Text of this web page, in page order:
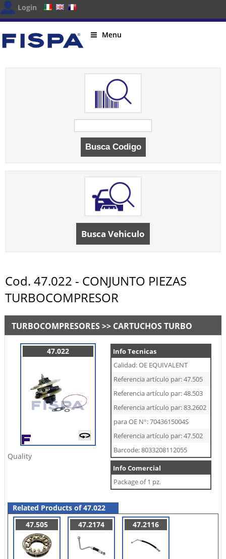
Login
Menu
Busca Vehiculo
Cod. 47.022 - CONJUNTO PIEZAS
TURBOCOMPRESOR
TURBOCOMPRESORES >> CARTUCHOS TURBO
47.022
Quality
Info Tecnicas
Calidad: OE EQUIVALENT
Referencia artículo par: 47.505
Referencia artículo par: 48.503
Referencia artículo par: 83.2602
para OE N°: 7043615004S
Referencia artículo par: 47.502
Barcode: 8033208112055
Info Comercial
Package of 1 pz.
Related Products of 47.022
47.505
47.2174 47.2116